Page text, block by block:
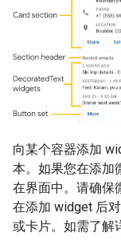
向某个容器添加
本。如果您在添加
在界面中。请确保
在添加 widget 后
或卡片。如需了解